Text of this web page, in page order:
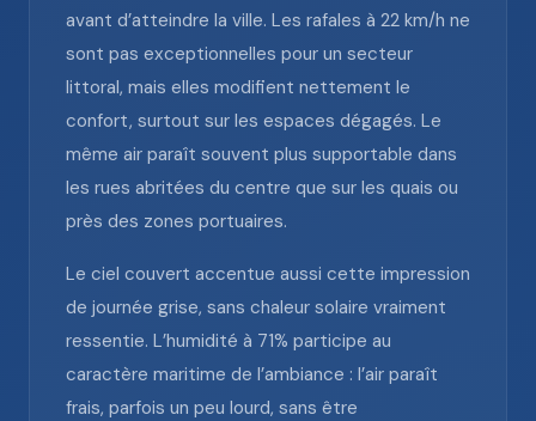
avant d’atteindre la ville. Les rafales à 22 km/h ne
sont pas exceptionnelles pour un secteur
littoral, mais elles modifient nettement le
confort, surtout sur les espaces dégagés. Le
même air paraît souvent plus supportable dans
les rues abritées du centre que sur les quais ou
près des zones portuaires.
Le ciel couvert accentue aussi cette impression
de journée grise, sans chaleur solaire vraiment
ressentie. L’humidité à 71% participe au
caractère maritime de l’ambiance : l’air paraît
frais, parfois un peu lourd, sans être